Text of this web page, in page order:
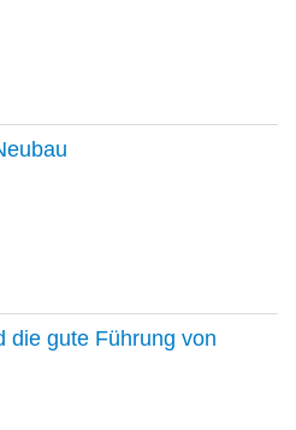
die gute Führung von